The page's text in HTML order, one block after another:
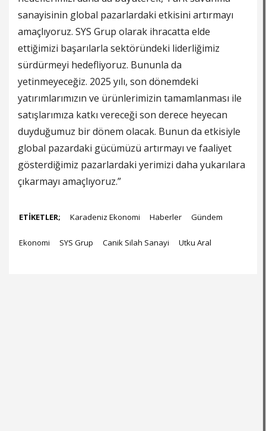
sanayisinin global pazarlardaki etkisini artırmayı
amaçlıyoruz. SYS Grup olarak ihracatta elde
ettiğimizi başarılarla sektöründeki liderliğimiz
sürdürmeyi hedefliyoruz. Bununla da
yetinmeyeceğiz. 2025 yılı, son dönemdeki
yatırımlarımızın ve ürünlerimizin tamamlanması ile
satışlarımıza katkı vereceği son derece heyecan
duyduğumuz bir dönem olacak. Bunun da etkisiyle
global pazardaki gücümüzü artırmayı ve faaliyet
gösterdiğimiz pazarlardaki yerimizi daha yukarılara
çıkarmayı amaçlıyoruz.”
ETİKETLER; Karadeniz Ekonomi Haberler Gündem
Ekonomi SYS Grup Canik Silah Sanayi Utku Aral